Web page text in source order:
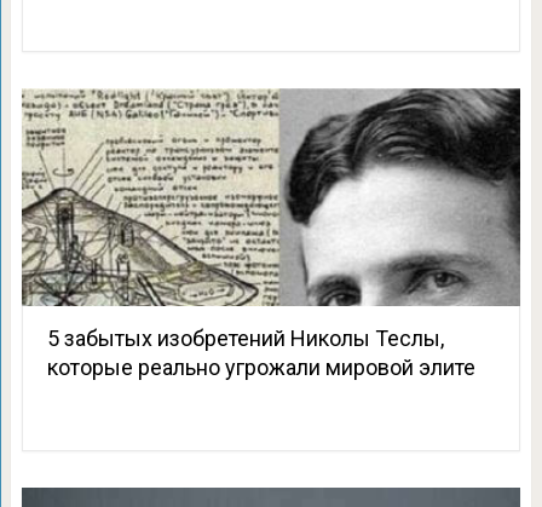
5 забытых изобретений Николы Теслы,
которые реально угрожали мировой элите